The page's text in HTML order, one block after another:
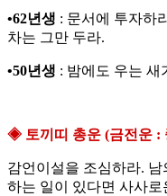
•62년생 : 문서에 투자하
차는 그만 두라.
•50년생 : 밤에도 우는 새
◈ 토끼띠 총운 (금전운 :
감언이설을 조심하라.
하는 일이 있다면 사사로